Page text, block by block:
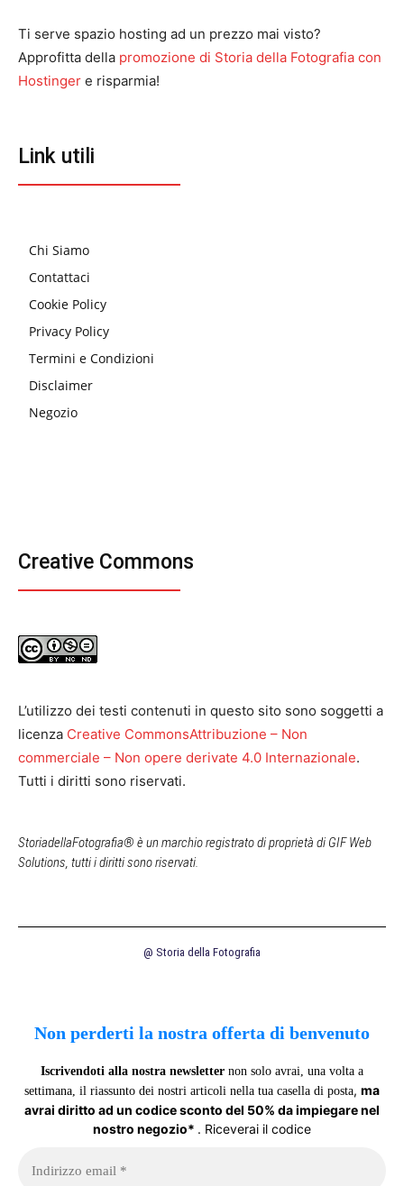
Ti serve spazio hosting ad un prezzo mai visto?
Approfitta della promozione di Storia della Fotografia con
Hostinger e risparmia!
Link utili
Chi Siamo
Contattaci
Cookie Policy
Privacy Policy
Termini e Condizioni
Disclaimer
Negozio
Creative Commons
L’utilizzo dei testi contenuti in questo sito sono soggetti a
licenza Creative CommonsAttribuzione – Non
commerciale – Non opere derivate 4.0 Internazionale.
Tutti i diritti sono riservati.
StoriadellaFotografia® è un marchio registrato di proprietà di GIF Web
Solutions, tutti i diritti sono riservati.
@ Storia della Fotografia
Non perderti la nostra offerta di benvenuto
Iscrivendoti alla nostra newsletter non solo avrai, una volta a
settimana, il riassunto dei nostri articoli nella tua casella di posta, ma
avrai diritto ad un codice sconto del 50% da impiegare nel
nostro negozio* . Riceverai il codice